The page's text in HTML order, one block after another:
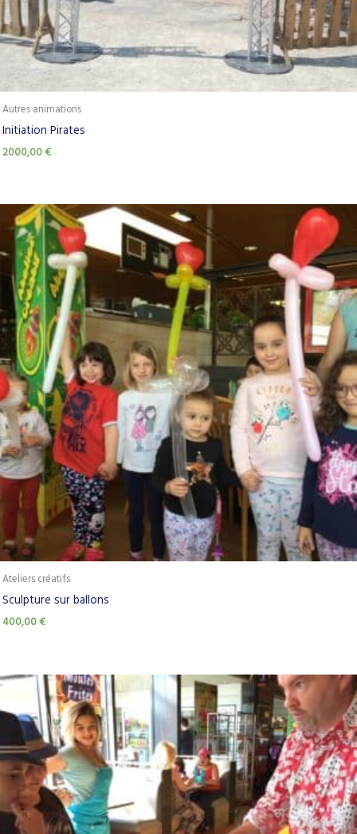
Autres animations
Initiation Pirates
2000,00€
Ateliers créatifs
Sculpture sur ballons
400,00€